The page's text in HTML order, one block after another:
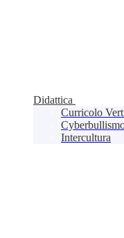
Didattica
Curricolo
Intercultura